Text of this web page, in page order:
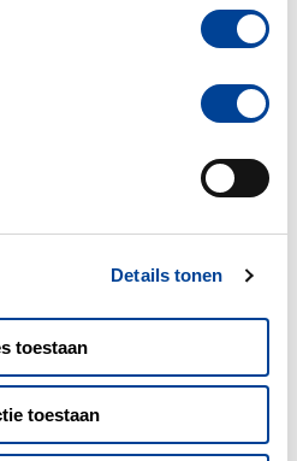
Details tonen
toestaan
toestaan
op de website.
Perman
Doel